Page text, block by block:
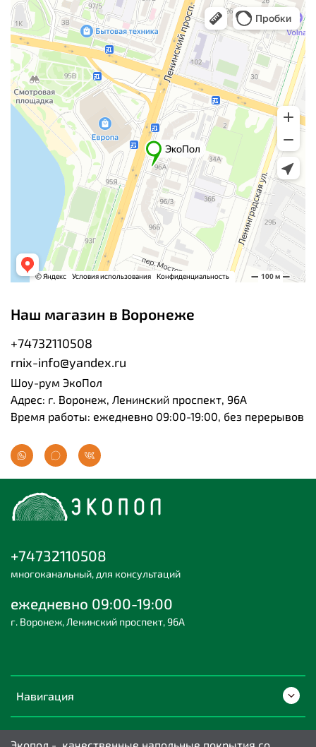
Наш магазин в Воронеже
+74732110508
rnix-info@yandex.ru
Шоу-рум ЭкоПол
Адрес: г. Воронеж, Ленинский проспект, 96А
Время работы: ежедневно 09:00-19:00, без перерывов
Навигация
+74732110508
многоканальный, для консультаций
ежедневно 09:00-19:00
г. Воронеж, Ленинский проспект, 96А
Экопол - качественные напольные покрытия со